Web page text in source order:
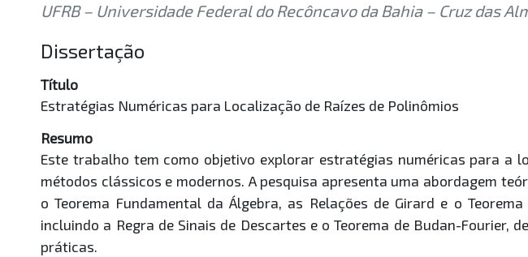
UFRB – Universidade Federal do Recôncavo da Bahia – Cruz das
Dissertação
Título
Estratégias Numéricas para Localização de Raízes de Polinômios
Resumo
Este trabalho tem como objetivo explorar estratégias numéricas para a
métodos clássicos e modernos. A pesquisa apresenta uma abordagem
o Teorema Fundamental da Álgebra, as Relações de Girard e o
incluindo a Regra de Sinais de Descartes e o Teorema de Budan-
práticas.